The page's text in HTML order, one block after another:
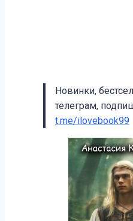
Новинки,
телеграм,
t.me/ilovebook99